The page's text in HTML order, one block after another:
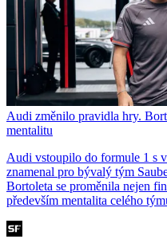
Audi změnilo pravidla hry.
mentalitu
Audi vstoupilo do formule 1 s
znamenal pro bývalý tým
Bortoleta se proměnila nejen
především mentalita celého